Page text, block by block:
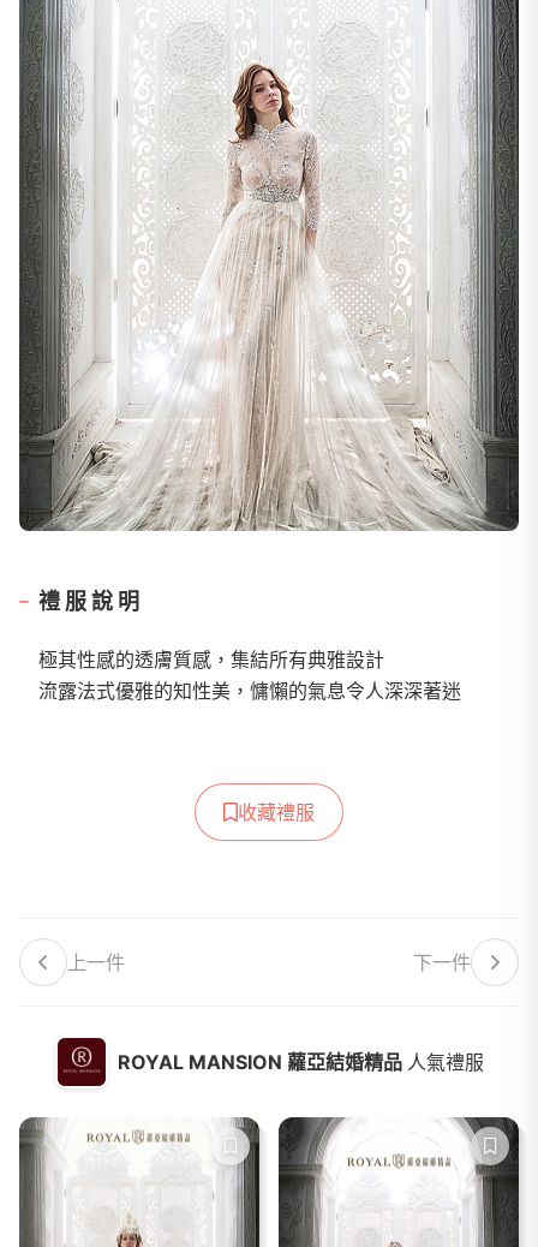
禮服說明
極其性感的透膚質感，集結所有典雅設計
流露法式優雅的知性美，慵懶的氣息令人深深著迷
收藏禮服
上一件 下一件
ROYAL MANSION 蘿亞結婚精品 人氣禮服